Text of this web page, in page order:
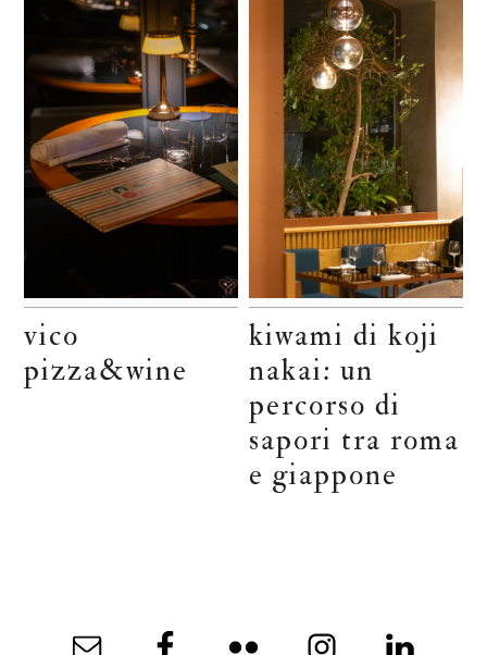
vico
pizza&wine
kiwami di koji
nakai: un
percorso di
sapori tra roma
e giappone